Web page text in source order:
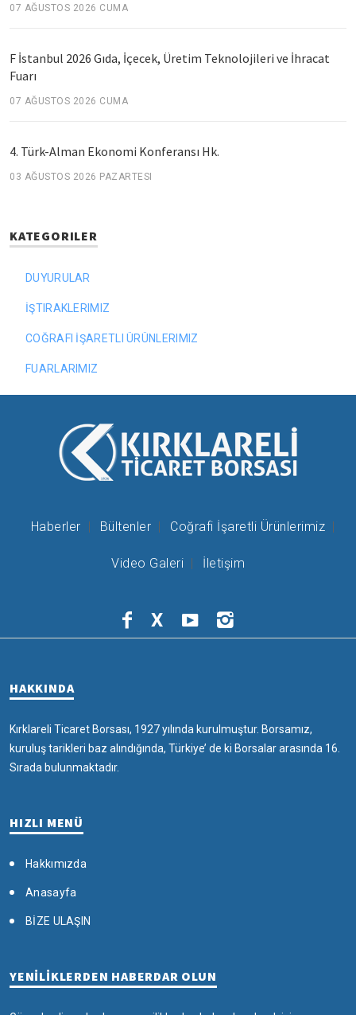
07 AĞUSTOS 2026 CUMA
F İstanbul 2026 Gıda, İçecek, Üretim Teknolojileri ve İhracat
Fuarı
07 AĞUSTOS 2026 CUMA
4. Türk-Alman Ekonomi Konferansı Hk.
03 AĞUSTOS 2026 PAZARTESI
KATEGORILER
DUYURULAR
İŞTIRAKLERIMIZ
COĞRAFI İŞARETLI ÜRÜNLERIMIZ
FUARLARIMIZ
Haberler Bültenler Coğrafi İşaretli Ürünlerimiz
Video Galeri İletişim
X
HAKKINDA
Kırklareli Ticaret Borsası, 1927 yılında kurulmuştur. Borsamız,
kuruluş tarikleri baz alındığında, Türkiye’ de ki Borsalar arasında 16.
Sırada bulunmaktadır.
HIZLI MENÜ
Hakkımızda
Anasayfa
BİZE ULAŞIN
YENİLİKLERDEN HABERDAR OLUN